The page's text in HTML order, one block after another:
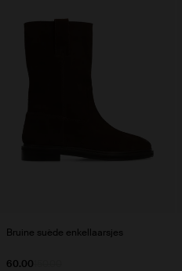
Bruine suède enkellaarsjes
60.00